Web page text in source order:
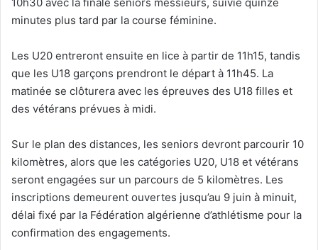
minutes plus tard par la course féminine.
Les U20 entreront ensuite en lice à partir de 11h15, tandis
que les U18 garçons prendront le départ à 11h45. La
matinée se clôturera avec les épreuves des U18 filles et
des vétérans prévues à midi.
Sur le plan des distances, les seniors devront parcourir 10
kilomètres, alors que les catégories U20, U18 et vétérans
seront engagées sur un parcours de 5 kilomètres. Les
inscriptions demeurent ouvertes jusqu’au 9 juin à minuit,
délai fixé par la Fédération algérienne d’athlétisme pour la
confirmation des engagements.